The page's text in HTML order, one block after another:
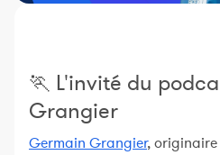
🏃 L'invité du
Grangier
Germain Grangier, originaire